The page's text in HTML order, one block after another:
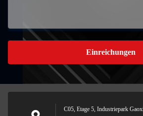
Einreichungen
C05, Etage 5, Industriepark